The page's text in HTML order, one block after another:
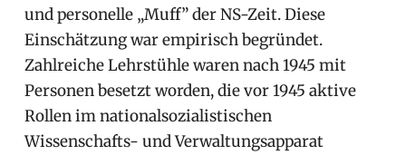
und personelle „Muff” der NS-Zeit. Diese
Einschätzung war empirisch begründet.
Zahlreiche Lehrstühle waren nach 1945 mit
Personen besetzt worden, die vor 1945 aktive
Rollen im nationalsozialistischen
Wissenschafts- und Verwaltungsapparat